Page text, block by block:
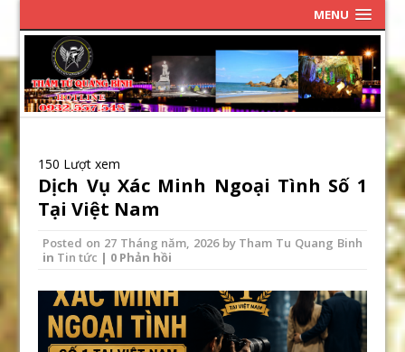
MENU
150 Lượt xem
Dịch Vụ Xác Minh Ngoại Tình Số 1
Tại Việt Nam
Posted on 27 Tháng năm, 2026by Tham Tu Quang Binh
in Tin tức | 0 Phản hồi